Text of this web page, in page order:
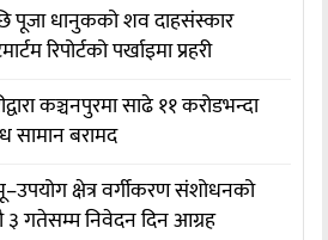
पूजा धानुकको शव दाहसंस्कार
रिपोर्टको पर्खाइमा प्रहरी
कञ्चनपुरमा साढे ११ करोडभन्दा
सामान बरामद
क्षेत्र वर्गीकरण संशोधनको
गतेसम्म निवेदन दिन आग्रह